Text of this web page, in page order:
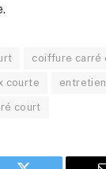
coiffure carré
courte
court